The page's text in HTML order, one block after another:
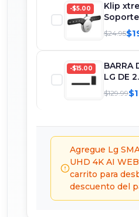
-$5.00
Klip
para
desd...
$24.95
-$15.00
BARRA
LG DE
WOW
E...
$129.99
Agregue Lg
UHD 4K AI
carrito para
descuento del